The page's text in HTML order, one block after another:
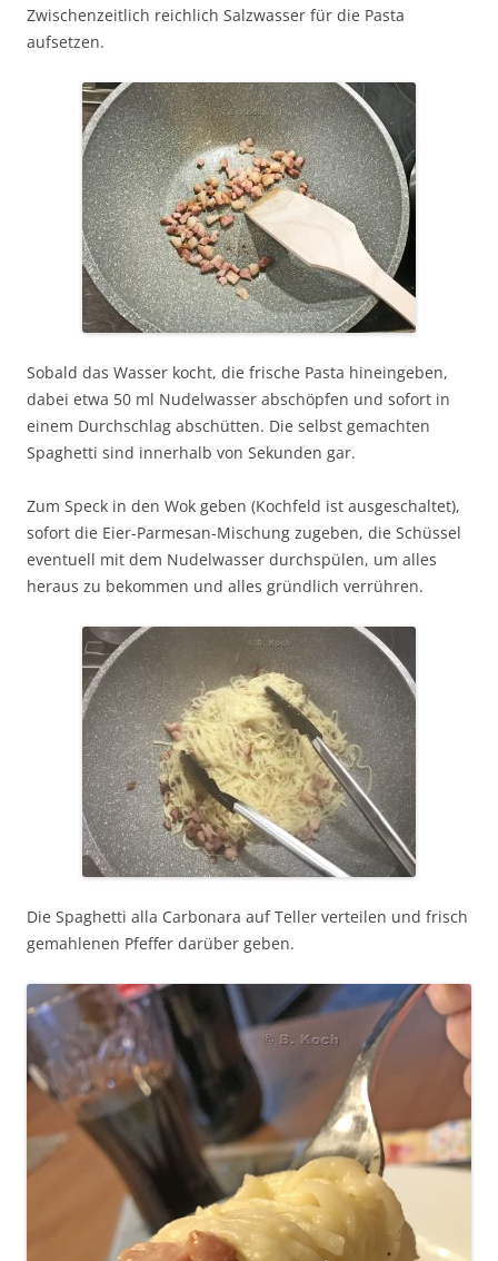
Zwischenzeitlich reichlich Salzwasser für die Pasta
aufsetzen.
Sobald das Wasser kocht, die frische Pasta hineingeben,
dabei etwa 50 ml Nudelwasser abschöpfen und sofort in
einem Durchschlag abschütten. Die selbst gemachten
Spaghetti sind innerhalb von Sekunden gar.
Zum Speck in den Wok geben (Kochfeld ist ausgeschaltet),
sofort die Eier-Parmesan-Mischung zugeben, die Schüssel
eventuell mit dem Nudelwasser durchspülen, um alles
heraus zu bekommen und alles gründlich verrühren.
Die Spaghetti alla Carbonara auf Teller verteilen und frisch
gemahlenen Pfeffer darüber geben.